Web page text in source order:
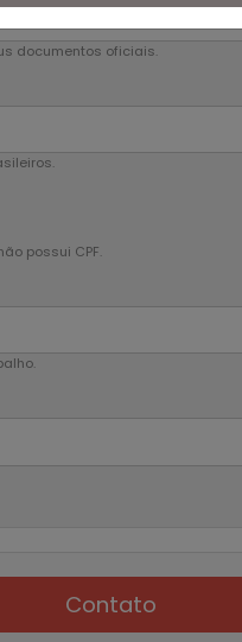
documentos oficiais.
possui CPF.
Contato